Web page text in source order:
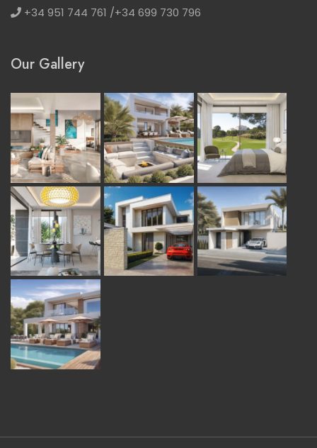
+34 951 744 761 /+34 699 730 796
Our Gallery